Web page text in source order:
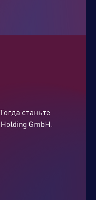
станьте
GmbH.